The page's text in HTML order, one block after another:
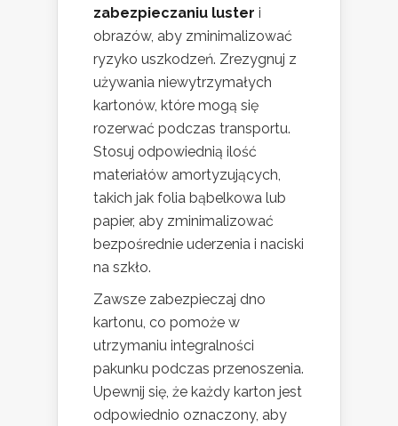
zabezpieczaniu luster i
obrazów, aby zminimalizować
ryzyko uszkodzeń. Zrezygnuj z
używania niewytrzymałych
kartonów, które mogą się
rozerwać podczas transportu.
Stosuj odpowiednią ilość
materiałów amortyzujących,
takich jak folia bąbelkowa lub
papier, aby zminimalizować
bezpośrednie uderzenia i naciski
na szkło.
Zawsze zabezpieczaj dno
kartonu, co pomoże w
utrzymaniu integralności
pakunku podczas przenoszenia.
Upewnij się, że każdy karton jest
odpowiednio oznaczony, aby